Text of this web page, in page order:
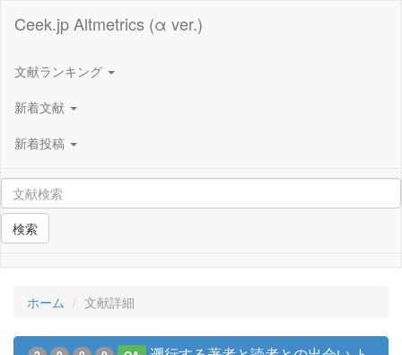
Ceek.jp Altmetrics (α ver.)
文献ランキング
新着文献
新着投稿
検索
ホーム 文献詳細